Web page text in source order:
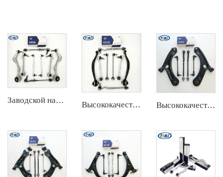
Заводской набор автозапчастей, комплект рычагов управления для BMW 3 Series E90 OE 31126769798 31126769797 31126763700 31126763699 31356765934 33556764
Высококачественный набор заводских автозапчастей, аналогичный комплекту шаровой опоры, рулевой тяги и рычага управления для BMW X3 Series F25 OE 31106787674 31126787670 Высококачественный набор автозапчастей с завода, аналогичный комплект шарниров рулевых тяг, шаровых опор и рычагов управления для Chuanqi EMPOW OE 51360-T5G-H01